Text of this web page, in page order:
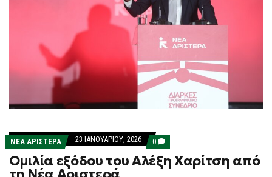
ΝΕΑ ΑΡΙΣΤΕΡΑ 23 ΙΑΝΟΥΑΡΊΟΥ, 2026 0 COMMENTS
ON
ΟΜΙΛΊΑ
ΕΞΌΔΟΥ
Ομιλία εξόδου του Αλέξη Χαρίτση από